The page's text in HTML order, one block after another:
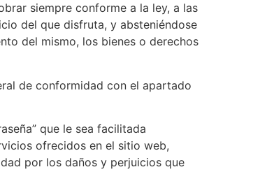
siempre conforme a la ley, a las
del que disfruta, y absteniéndose
del mismo, los bienes o derechos
de conformidad con el apartado
que le sea facilitada
ofrecidos en el sitio web,
por los daños y perjuicios que